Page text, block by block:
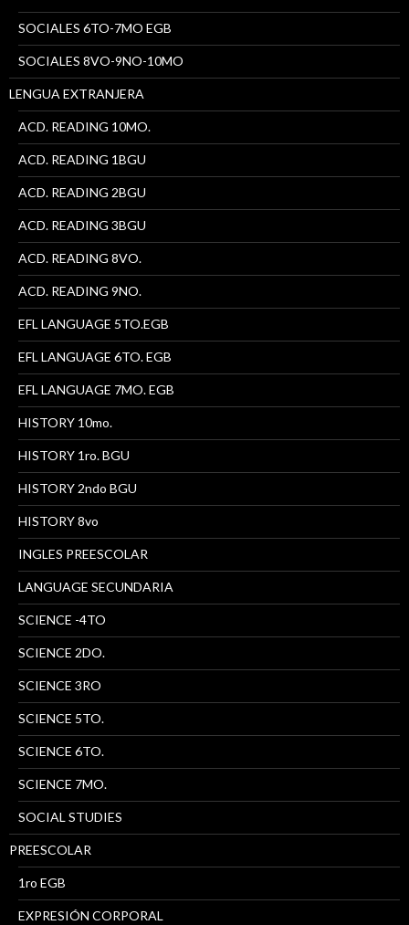
SOCIALES 6TO-7MO EGB
SOCIALES 8VO-9NO-10MO
LENGUA EXTRANJERA
ACD. READING 10MO.
ACD. READING 1BGU
ACD. READING 2BGU
ACD. READING 3BGU
ACD. READING 8VO.
ACD. READING 9NO.
EFL LANGUAGE 5TO.EGB
EFL LANGUAGE 6TO. EGB
EFL LANGUAGE 7MO. EGB
HISTORY 10mo.
HISTORY 1ro. BGU
HISTORY 2ndo BGU
HISTORY 8vo
INGLES PREESCOLAR
LANGUAGE SECUNDARIA
SCIENCE -4TO
SCIENCE 2DO.
SCIENCE 3RO
SCIENCE 5TO.
SCIENCE 6TO.
SCIENCE 7MO.
SOCIAL STUDIES
PREESCOLAR
1ro EGB
EXPRESIÓN CORPORAL